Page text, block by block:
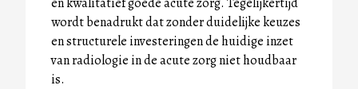
wordt benadrukt dat zonder duidelijke keuzes
en structurele investeringen de huidige inzet
van radiologie in de acute zorg niet houdbaar
is.